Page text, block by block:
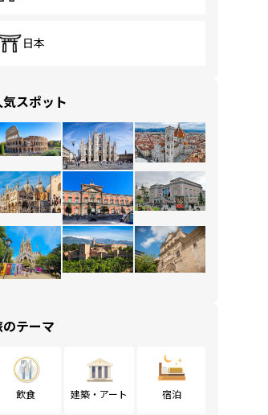
日本
スポット
テーマ
飲食 建築・アート 宿泊